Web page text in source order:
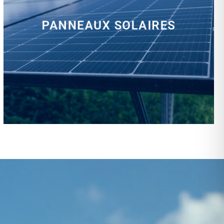
PANNEAUX SOLAIRES
installation, rénovation, dépannage…